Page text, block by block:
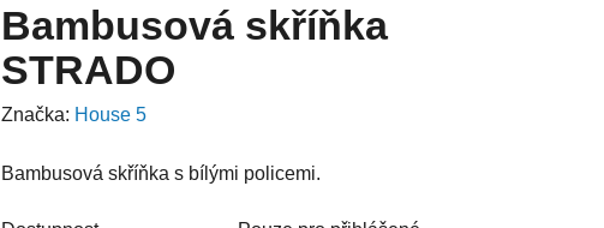
Bambusová skříňka
STRADO
Značka: House 5
Bambusová skříňka s bílými policemi.